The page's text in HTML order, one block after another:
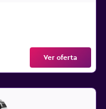
Ver oferta